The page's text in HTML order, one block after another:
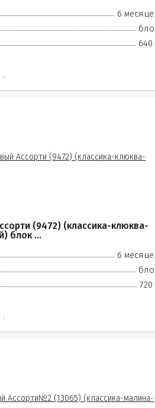
6
640
(9472) (классика-клюква-
блок ...
6
720